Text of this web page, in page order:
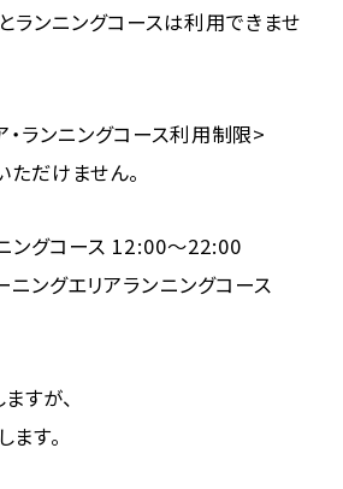
ランニングコースは利用できませ
・ランニングコース利用制限>
だけません。
ングコース 12:00～22:00
ングエリアランニングコース
すが、
す。